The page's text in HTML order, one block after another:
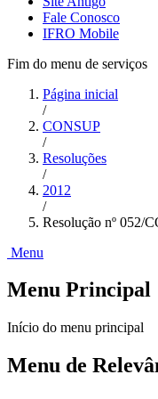
Fale Conosco
IFRO Mobile
Fim do menu de serviços
Página inicial
/
CONSUP
/
Resoluções
/
2012
/
Resolução nº 052/
Menu
Menu Principal
Início do menu principal
Menu de